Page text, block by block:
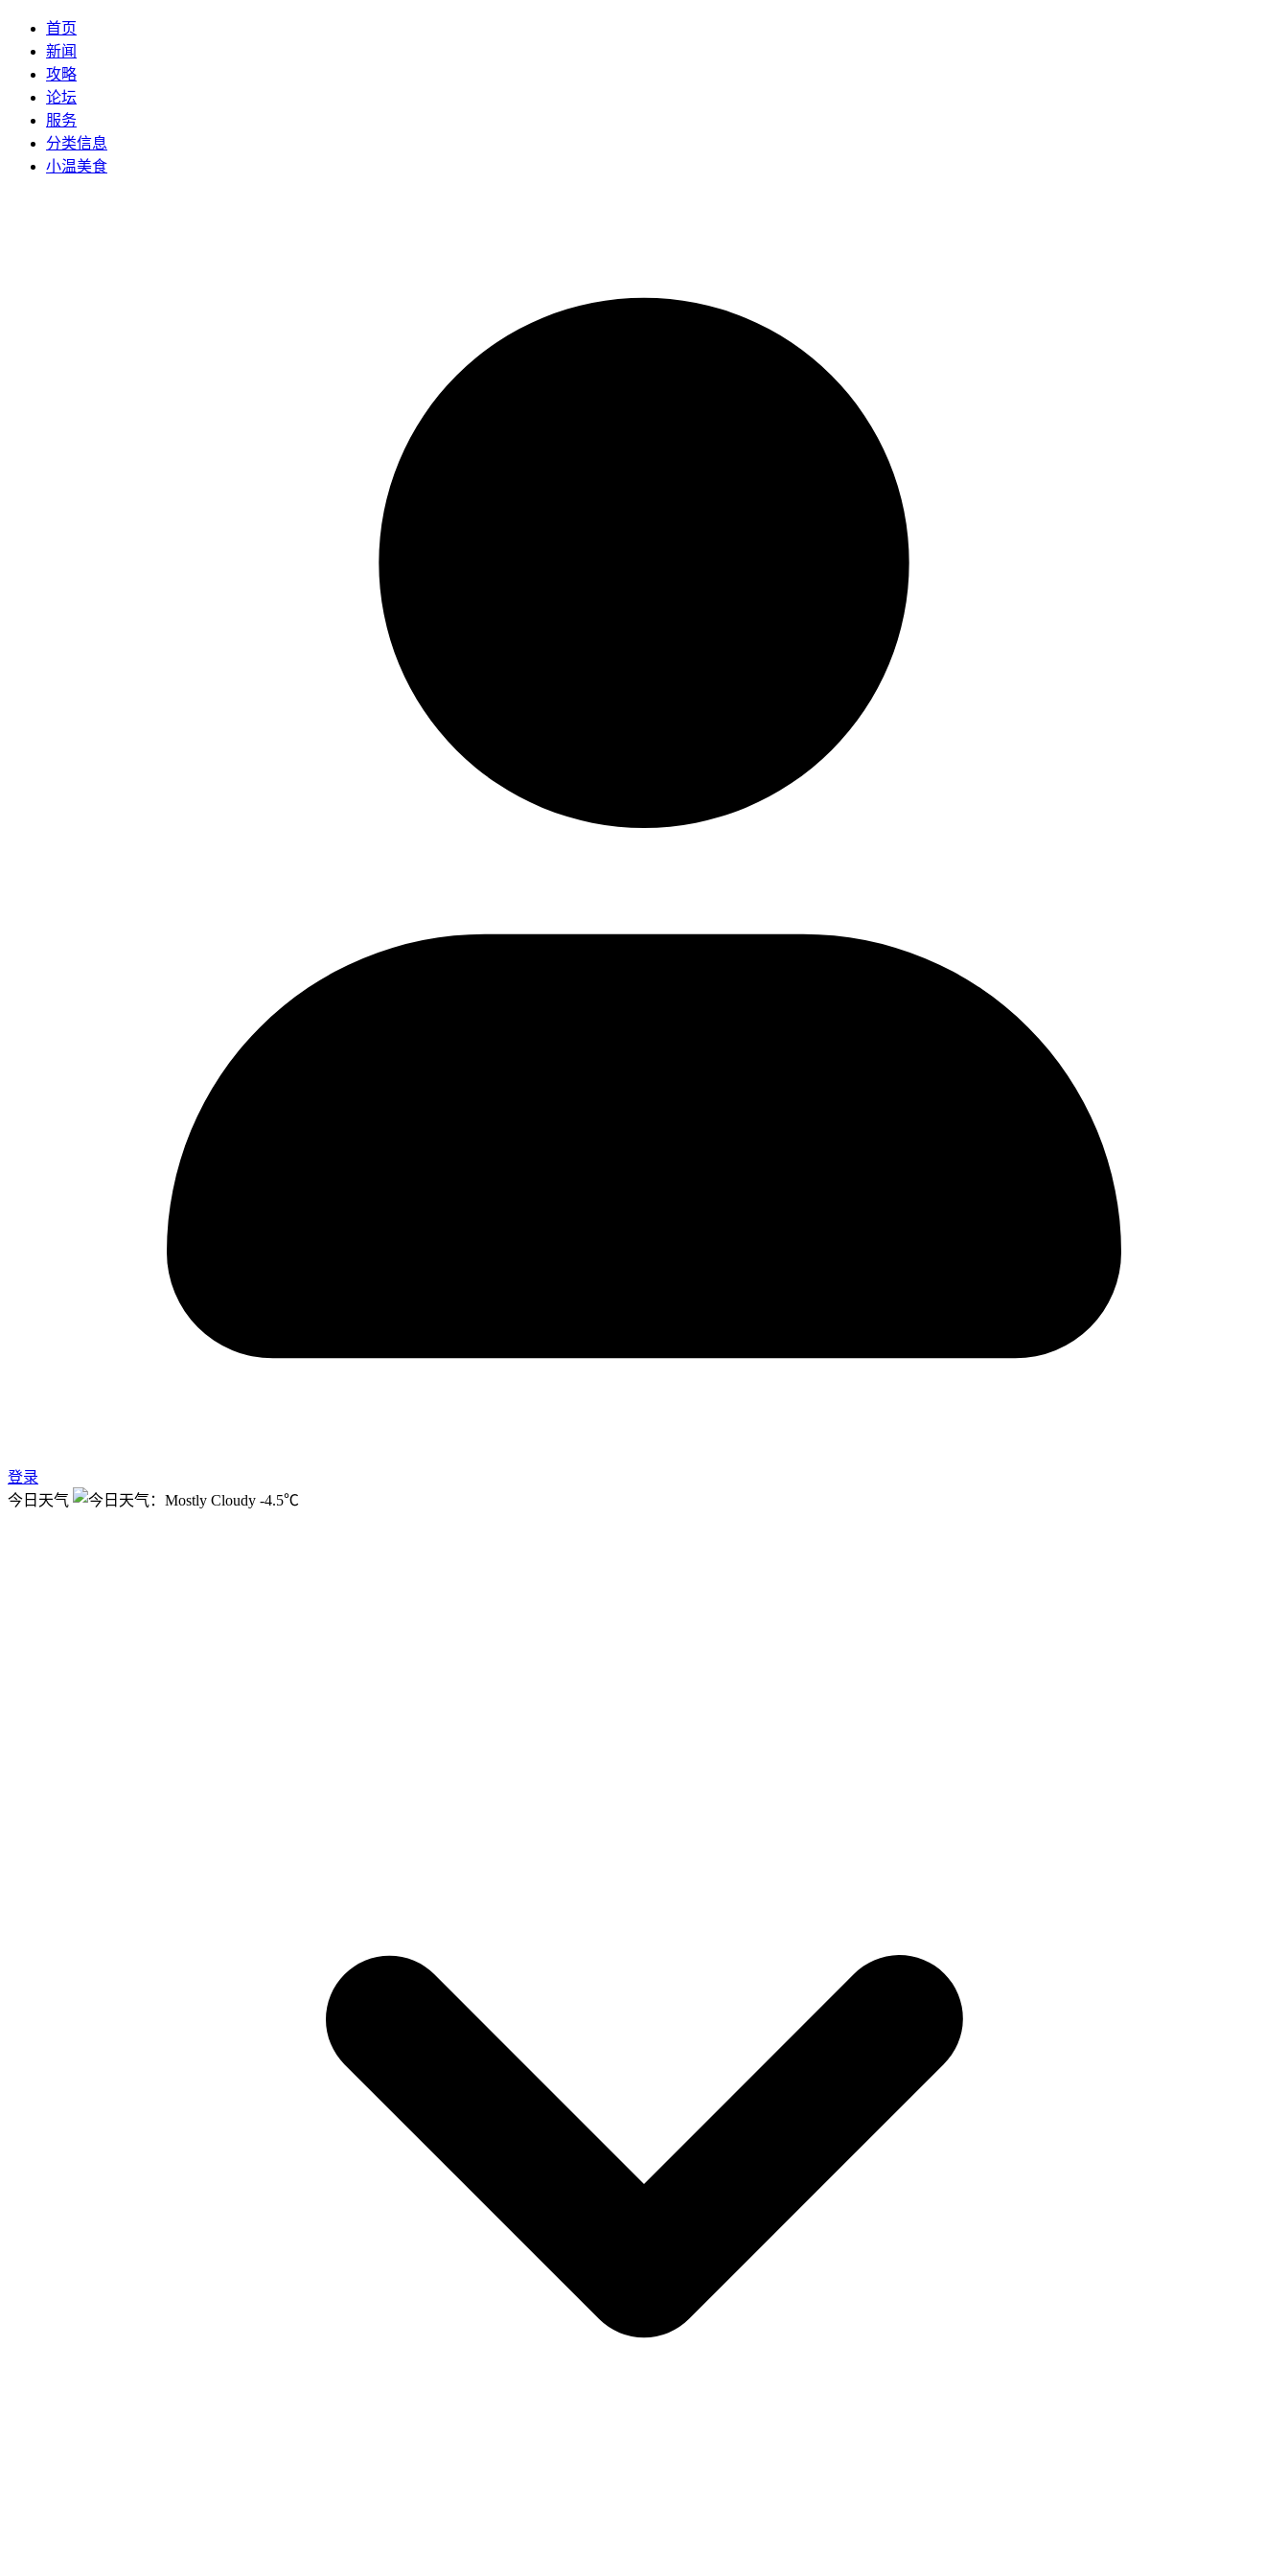
首页
新闻
攻略
论坛
服务
分类信息
小温美食
登录
今日天气
-4.5℃